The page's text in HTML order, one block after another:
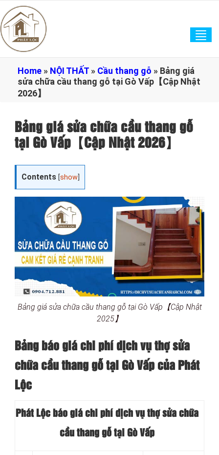
Home » NỘI THẤT » Cầu thang gỗ » Bảng giá
sửa chữa cầu thang gỗ tại Gò Vấp【Cập Nhật
2026】
Bảng giá sửa chữa cầu thang gỗ
tại Gò Vấp【Cập Nhật 2026】
Contents [show
Bảng giá sửa chữa cầu thang gỗ tại Gò Vấp【Cập Nhật
2025】
Bảng báo giá chi phí dịch vụ thợ sửa
chữa cầu thang gỗ tại Gò Vấp của Phát
Lộc
Phát Lộc báo giá chi phí dịch vụ thợ sửa chữa
cầu thang gỗ tại Gò Vấp